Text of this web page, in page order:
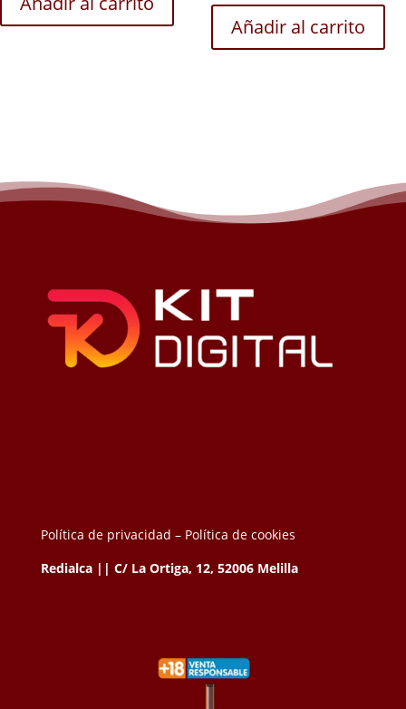
Añadir al carrito
Política de privacidad – Política de cookies
Redialca || C/ La Ortiga, 12, 52006 Melilla